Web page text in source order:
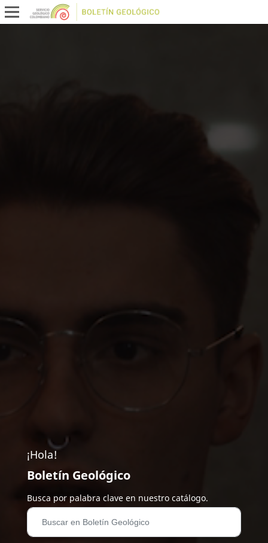
¡Hola!
Boletín Geológico
Busca por palabra clave en nuestro catálogo.